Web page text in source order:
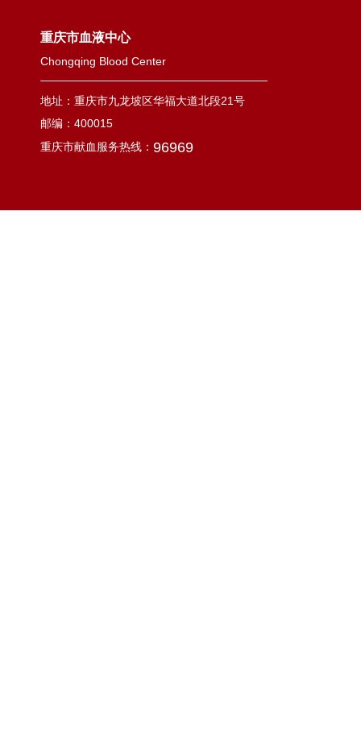
重庆市血液中心
Chongqing Blood Center
地址：重庆市九龙坡区华福大道北段21号
邮编：400015
重庆市献血服务热线： 96969